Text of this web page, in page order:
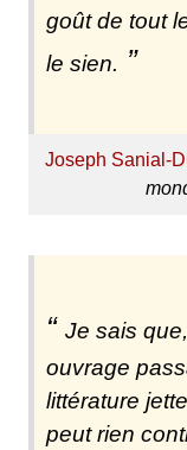
goût de tout
le sien.
Joseph Sanial-
Je sais
ouvrage
littérature
peut rien